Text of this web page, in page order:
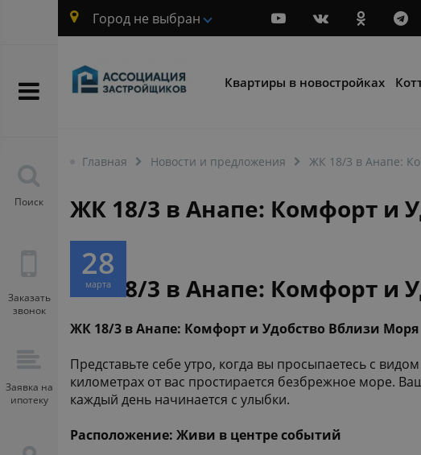
Поиск
Заказать
звонок
Заявка на
ипотеку
Город не выбран
Квартиры в новостройках
Главная Новости и предложения ЖК 18/3 в Анапе:
ЖК 18/3 в Анапе: Комфорт и
28
марта
ЖК 18/3 в Анапе: Комфорт и
ЖК 18/3 в Анапе: Комфорт и Удобство Вблизи Моря
Представьте себе утро, когда вы просыпаетесь с
километрах от вас простирается безбрежное море.
каждый день начинается с улыбки.
Расположение: Живи в центре событий